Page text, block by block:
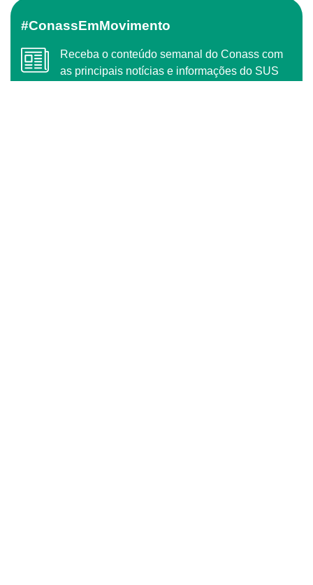
#ConassEmMovimento
Receba o conteúdo semanal do Conass com
as principais notícias e informações do SUS